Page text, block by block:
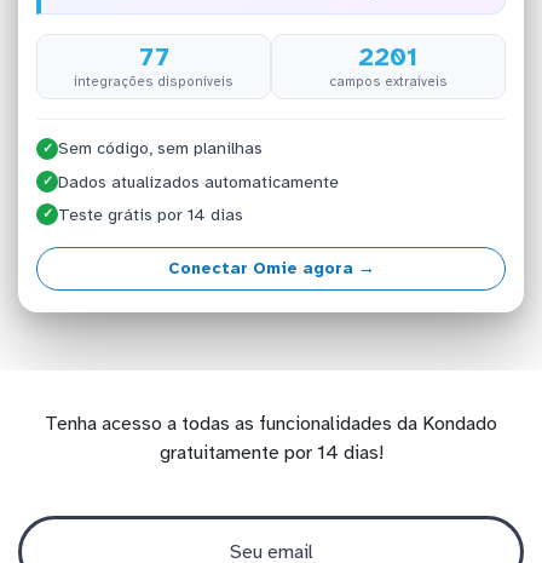
77
integrações disponíveis
2201
campos extraíveis
✓ Sem código, sem planilhas
✓ Dados atualizados automaticamente
✓ Teste grátis por 14 dias
Conectar Omie agora →
Tenha acesso a todas as funcionalidades da Kondado
gratuitamente por 14 dias!